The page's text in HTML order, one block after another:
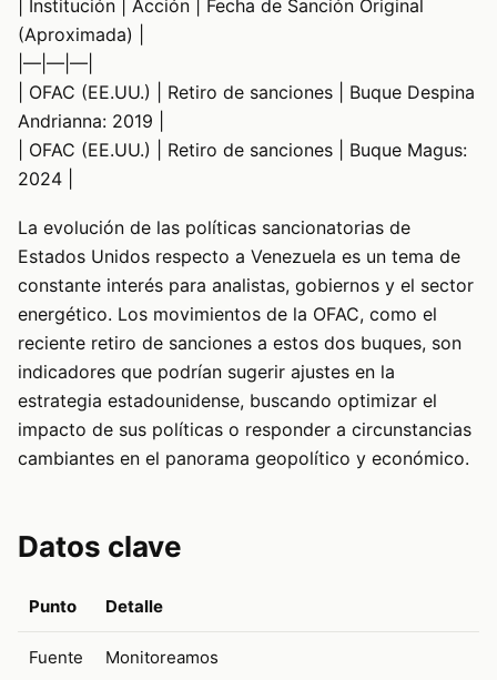
| Institución | Acción | Fecha de Sanción Original
(Aproximada) |
|—|—|—|
| OFAC (EE.UU.) | Retiro de sanciones | Buque Despina
Andrianna: 2019 |
| OFAC (EE.UU.) | Retiro de sanciones | Buque Magus:
2024 |
La evolución de las políticas sancionatorias de
Estados Unidos respecto a Venezuela es un tema de
constante interés para analistas, gobiernos y el sector
energético. Los movimientos de la OFAC, como el
reciente retiro de sanciones a estos dos buques, son
indicadores que podrían sugerir ajustes en la
estrategia estadounidense, buscando optimizar el
impacto de sus políticas o responder a circunstancias
cambiantes en el panorama geopolítico y económico.
Datos clave
Punto Detalle
Fuente Monitoreamos